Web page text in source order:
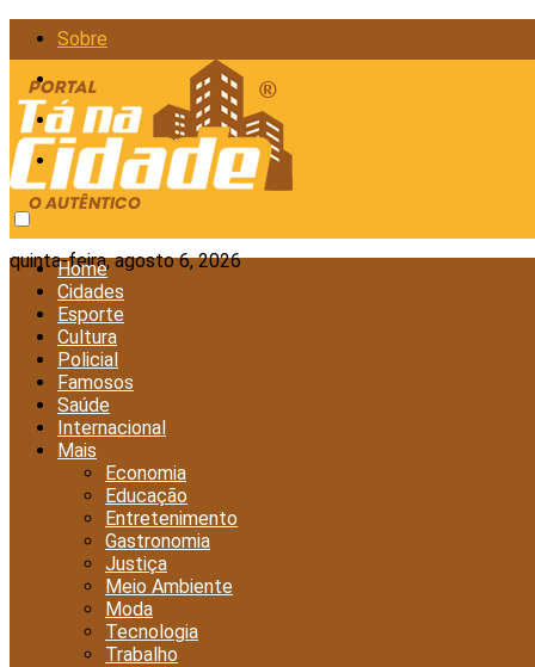
Sobre
Anunciar
Política de Privacidade
Contato
quinta-feira, agosto 6, 2026
Home
Cidades
Esporte
Cultura
Policial
Famosos
Saúde
Internacional
Mais
Economia
Educação
Entretenimento
Gastronomia
Justiça
Meio Ambiente
Moda
Tecnologia
Trabalho